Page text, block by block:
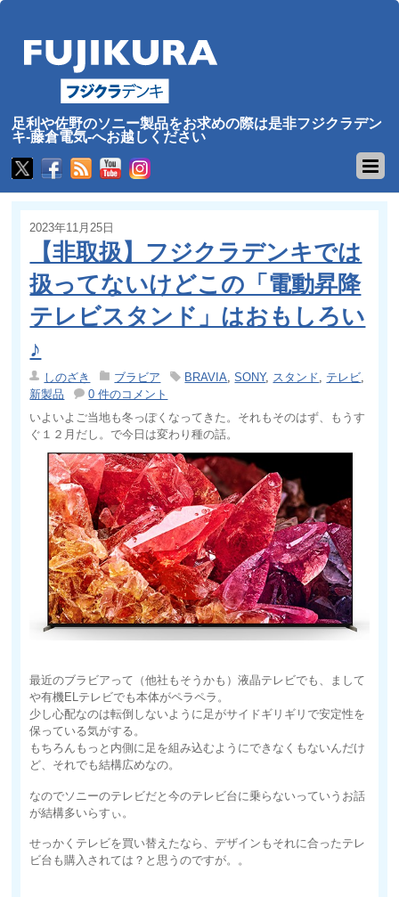
足利や佐野のソニー製品をお求めの際は是非フジクラデン
キ-藤倉電気-へお越しください
2023年11月25日
【非取扱】フジクラデンキでは
扱ってないけどこの「電動昇降
テレビスタンド」はおもしろい
♪
しのざき ブラビア BRAVIA ,SONY, スタンド テレビ
新製品
0 件のコメント
いよいよご当地も冬っぽくなってきた。それもそのはず、もうす
ぐ１２月だし。で今日は変わり種の話。
最近のブラビアって（他社もそうかも）液晶テレビでも、まして
や有機ELテレビでも本体がペラペラ。
少し心配なのは転倒しないように足がサイドギリギリで安定性を
保っている気がする。
もちろんもっと内側に足を組み込むようにできなくもないんだけ
ど、それでも結構広めなの。
なのでソニーのテレビだと今のテレビ台に乗らないっていうお話
が結構多いらすぃ。
せっかくテレビを買い替えたなら、デザインもそれに合ったテレ
ビ台も購入されては？と思うのですが。。